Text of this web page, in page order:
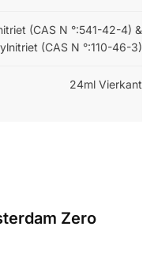
(CAS N °:541-42-4) &
(CAS N °:110-46-3)
24ml Vierkant
Zero